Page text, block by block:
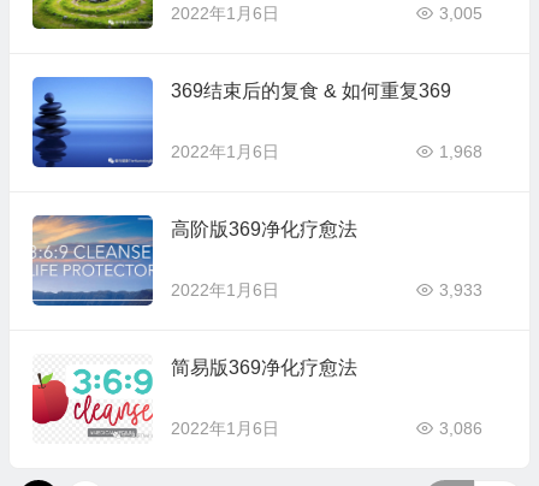
2022年1月6日 3,005
369结束后的复食 & 如何重复369
2022年1月6日 1,968
高阶版369净化疗愈法
2022年1月6日 3,933
简易版369净化疗愈法
2022年1月6日 3,086